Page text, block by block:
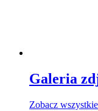
Galeria
Zobacz